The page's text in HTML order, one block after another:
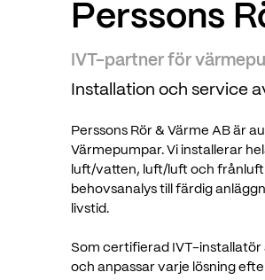
Perssons
IVT-partner för
Installation och service
Perssons Rör & Värme AB är
Värmepumpar. Vi installerar
luft/vatten, luft/luft och
behovsanalys till färdig
livstid.
Som certifierad IVT-installatör
och anpassar varje lösning